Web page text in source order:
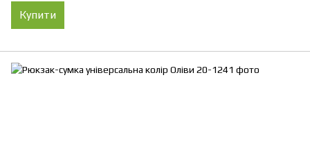
Купити